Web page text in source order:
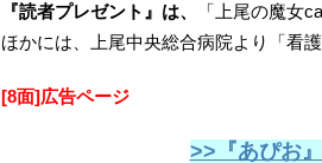
『読者プレゼント』は、
「上尾の魔女
ほかには、上尾中央総合病院より「看
[8面]広告ページ
>>『あぴお